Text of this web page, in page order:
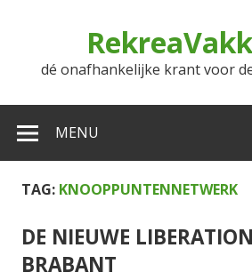
dé onafhankelijke krant voor
MENU
TAG: KNOOPPUNTENNETWERK
DE NIEUWE
BRABANT